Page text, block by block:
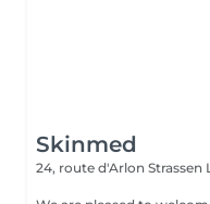
Skinmed
24, route d'Arlon Strassen